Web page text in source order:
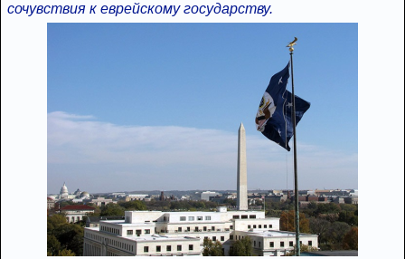
сочувствия к еврейскому государству.